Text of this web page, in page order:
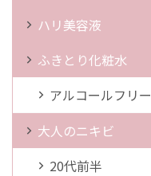
ハリ美容液
ふきとり化粧水
アルコールフリー
大人のニキビ
20代前半